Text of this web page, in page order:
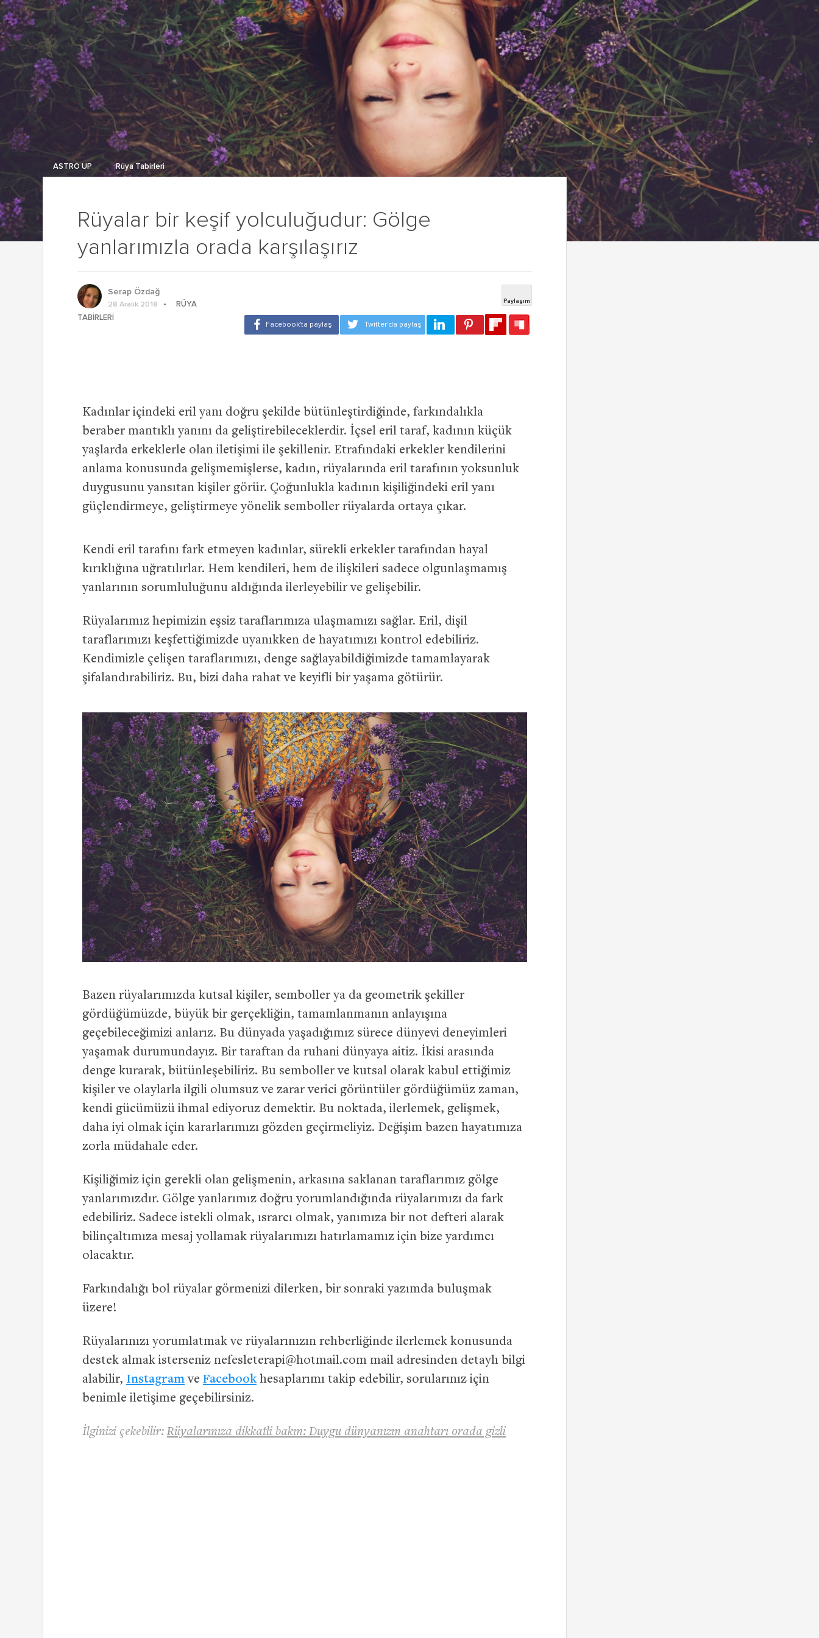
Rüyalar bir keşif yolculuğudur: Gölge
yanlarımızla orada karşılaşırız
ASTRO UP Rüya Tabirleri
Serap Özdağ
28 Aralık 2018
RÜYA
TABIRLERI
Kadınlar içindeki eril yanı doğru şekilde bütünleştirdiğinde, farkındalıkla
beraber mantıklı yanını da geliştirebileceklerdir. İçsel eril taraf, kadının küçük
yaşlarda erkeklerle olan iletişimi ile şekillenir. Etrafındaki erkekler kendilerini
anlama konusunda gelişmemişlerse, kadın, rüyalarında eril tarafının yoksunluk
duygusunu yansıtan kişiler görür. Çoğunlukla kadının kişiliğindeki eril yanı
güçlendirmeye, geliştirmeye yönelik semboller rüyalarda ortaya çıkar.
Kendi eril tarafını fark etmeyen kadınlar, sürekli erkekler tarafından hayal
kırıklığına uğratılırlar. Hem kendileri, hem de ilişkileri sadece olgunlaşmamış
yanlarının sorumluluğunu aldığında ilerleyebilir ve gelişebilir.
Rüyalarımız hepimizin eşsiz taraflarımıza ulaşmamızı sağlar. Eril, dişil
taraflarımızı keşfettiğimizde uyanıkken de hayatımızı kontrol edebiliriz.
Kendimizle çelişen taraflarımızı, denge sağlayabildiğimizde tamamlayarak
şifalandırabiliriz. Bu, bizi daha rahat ve keyifli bir yaşama götürür.
Bazen rüyalarımızda kutsal kişiler, semboller ya da geometrik şekiller
gördüğümüzde, büyük bir gerçekliğin, tamamlanmanın anlayışına
geçebileceğimizi anlarız. Bu dünyada yaşadığımız sürece dünyevi deneyimleri
yaşamak durumundayız. Bir taraftan da ruhani dünyaya aitiz. İkisi arasında
denge kurarak, bütünleşebiliriz. Bu semboller ve kutsal olarak kabul ettiğimiz
kişiler ve olaylarla ilgili olumsuz ve zarar verici görüntüler gördüğümüz zaman,
kendi gücümüzü ihmal ediyoruz demektir. Bu noktada, ilerlemek, gelişmek,
daha iyi olmak için kararlarımızı gözden geçirmeliyiz. Değişim bazen hayatımıza
zorla müdahale eder.
Kişiliğimiz için gerekli olan gelişmenin, arkasına saklanan taraflarımız gölge
yanlarımızdır. Gölge yanlarımız doğru yorumlandığında rüyalarımızı da fark
edebiliriz. Sadece istekli olmak, ısrarcı olmak, yanımıza bir not defteri alarak
bilinçaltımıza mesaj yollamak rüyalarımızı hatırlamamız için bize yardımcı
olacaktır.
Farkındalığı bol rüyalar görmenizi dilerken, bir sonraki yazımda buluşmak
üzere!
Rüyalarınızı yorumlatmak ve rüyalarınızın rehberliğinde ilerlemek konusunda
destek almak isterseniz nefesleterapi@hotmail.com mail adresinden detaylı bilgi
alabilir, Instagramve Facebook hesaplarımı takip edebilir, sorularınız için
benimle iletişime geçebilirsiniz.
İlginizi çekebilir: Rüyalarınıza dikkatli bakın: Duygu dünyanızın anahtarı orada gizli